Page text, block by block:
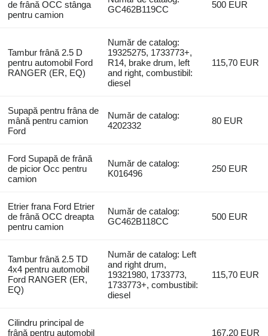
de frână OCC stânga
pentru camion
GC462B119CC
500 EUR
Tambur frână 2.5 D
pentru automobil Ford
RANGER (ER, EQ)
Număr de catalog:
19325275, 1733773+,
R14, brake drum, left
and right, combustibil:
diesel
115,70 EUR
Supapă pentru frâna de
mână pentru camion
Ford
Număr de catalog:
4202332
80 EUR
Ford Supapă de frână
de picior Occ pentru
camion
Număr de catalog:
K016496
250 EUR
Etrier frana Ford Etrier
de frână OCC dreapta
pentru camion
Număr de catalog:
GC462B118CC
500 EUR
Tambur frână 2.5 TD
4x4 pentru automobil
Ford RANGER (ER,
EQ)
Număr de catalog: Left
and right drum,
19321980, 1733773,
1733773+, combustibil:
diesel
115,70 EUR
Cilindru principal de
frână pentru automobil
167,20 EUR